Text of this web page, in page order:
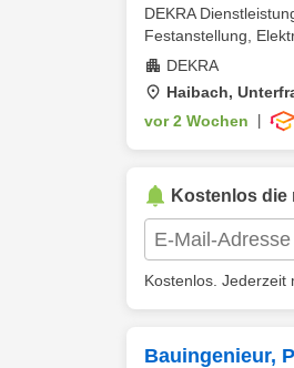
DEKRA
Festanstellung,
DEKRA
Haibach,
vor 2 Wochen
Kostenlos die
Kostenlos. Jederzeit
Bauingenieur,